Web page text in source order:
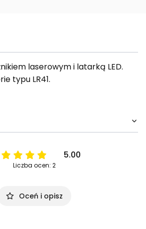
laserowym i latarką LED.
typu LR41.
5.00
Liczba ocen: 2
Oceń i opisz